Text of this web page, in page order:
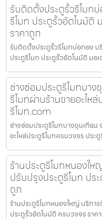
รับติดตั้งประตูรั้วรีโมท
รีโมท ประตูรั้วอัตโนมัติ
ราคาถูก
รับติดตั้งประตูรั้วรีโมทบ่อทอง บ
ประตูรีโมท ประตูรั้วอัตโนมัติ มอ
ช่างซ่อมประตูรีโมทบาง
รีโมทผ่านร้านขายอะไห
รีโมท.com
ช่างซ่อมประตูรีโมทบางขุนเทียน
อะไหล่ประตูรีโมทครบวงจร ปร
ร้านประตูรีโมทหนองใ
ปรับปรุงประตูรีโมท ปร
ถูก
ร้านประตูรีโมทหนองใหญ่ บริกา
ประตูรั้วอัตโนมัติ ครบวงจร รา